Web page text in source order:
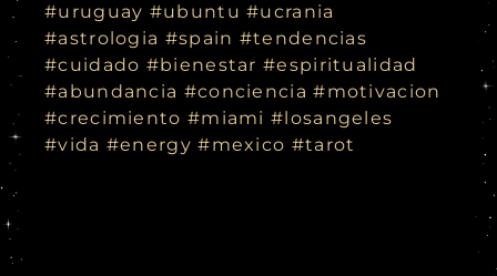
#uruguay #ubuntu #ucrania
#astrologia #spain #tendencias
#cuidado #bienestar #espiritualidad
#abundancia #conciencia #motivacion
#crecimiento #miami #losangeles
#vida #energy #mexico #tarot